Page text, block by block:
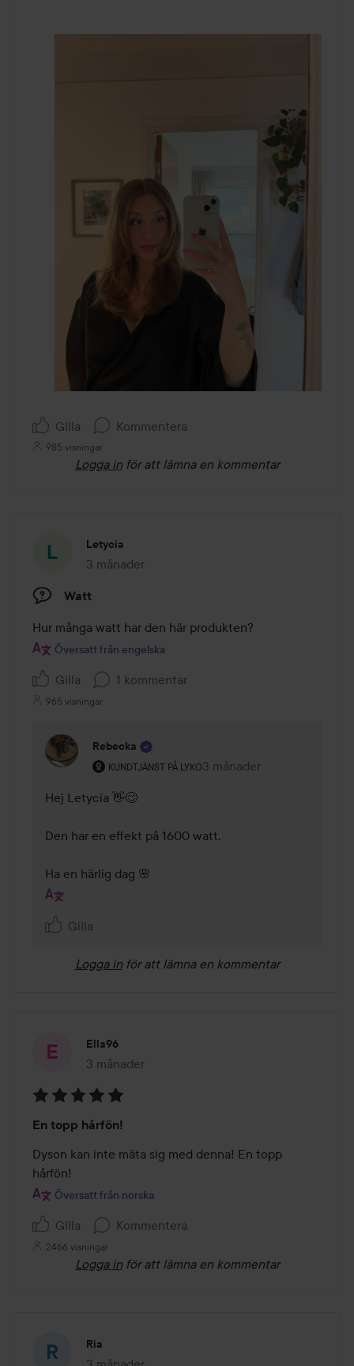
Gilla Kommentera
985 visningar
Logga in för att lämna en kommentar
Letycia
3 månader
Inlägget skapades 3 månader
Watt
Hur många watt har den här produkten?
Översatt från engelska
Gilla 1 kommentar
965 visningar
Rebecka
KUNDTJÄNST PÅ LYKO
Användarens roll: Kundtjänst på Lyko.
3 månader
Kommentaren lades 3
Hej Letycia 👋😊
Den har en effekt på 1600 watt.
Ha en härlig dag 🌸
Gilla
Logga in för att lämna en kommentar
Ella96
3 månader
Inlägget skapades 3 månader
5
av
5
En topp hårfön!
Dyson kan inte mäta sig med denna! En topp
hårfön!
Översatt från norska
Gilla Kommentera
2466 visningar
Logga in för att lämna en kommentar
Ria